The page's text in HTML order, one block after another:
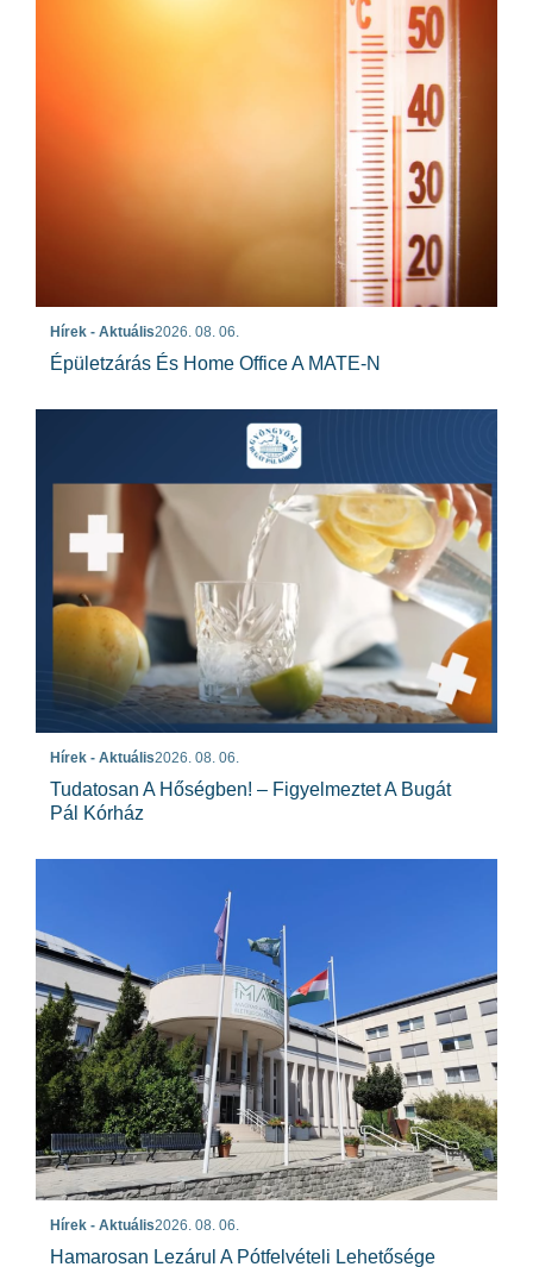
Hírek - Aktuális2026. 08. 06.
Épületzárás És Home Office A MATE-N
Hírek - Aktuális2026. 08. 06.
Tudatosan A Hőségben! – Figyelmeztet A Bugát
Pál Kórház
Hírek - Aktuális2026. 08. 06.
Hamarosan Lezárul A Pótfelvételi Lehetősége